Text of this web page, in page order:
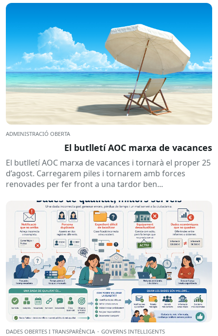
ADMINISTRACIÓ OBERTA
El butlletí AOC marxa de vacances
El butlletí AOC marxa de vacances i tornarà el proper 25
d’agost. Carregarem piles i tornarem amb forces
renovades per fer front a una tardor ben...
DADES OBERTES I TRANSPARÈNCIA · GOVERNS INTEL·LIGENTS